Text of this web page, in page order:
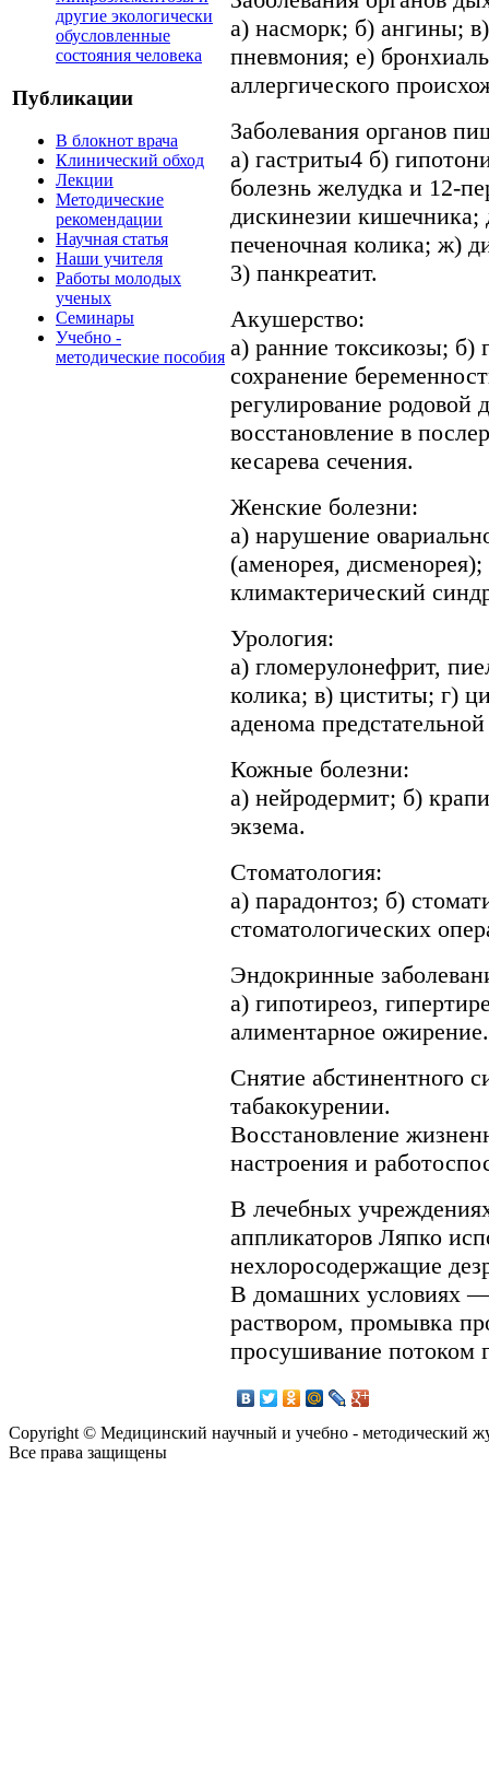
другие экологически
обусловленные
состояния человека
Публикации
В блокнот врача
Клинический обход
Лекции
Методические
рекомендации
Научная статья
Наши учителя
Работы молодых
ученых
Семинары
Учебно -
методические пособия
а) насморк; б) ангины;
пневмония; е)
аллергического
Заболевания органов
а) гастриты4 б)
болезнь желудка и 12-
дискинезии
печеночная колика; ж)
3) панкреатит.
Акушерство:
а) ранние токсикозы; б)
сохранение
регулирование родовой
восстановление в
кесарева сечения.
Женские болезни:
а) нарушение
(аменорея,
климактерический
Урология:
а) гломерулонефрит,
колика; в) циститы; г)
аденома
Кожные болезни:
а) нейродермит; б)
экзема.
Стоматология:
а) парадонтоз; б)
стоматологических
Эндокринные
а) гипотиреоз,
алиментарное ожирение.
Снятие абстинентного
табакокурении.
Восстановление
настроения и
В лечебных
аппликаторов Ляпко
нехлоросодержащие
В домашних условиях
раствором, промывка
просушивание потоком
Copyright © Медицинский научный и учебно - методический
Все права защищены